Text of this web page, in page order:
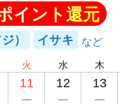
イント還元
） イサキ
火
11
水
12
木
13